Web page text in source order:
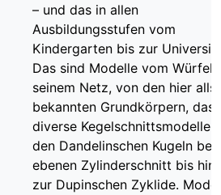
– und das in allen
Ausbildungsstufen vom
Kindergarten bis zur
Das sind Modelle vom Würfel,
seinem Netz, von den hier
bekannten Grundkörpern, das
diverse Kegelschnittsmodelle,
den Dandelinschen Kugeln
ebenen Zylinderschnitt bis hin
zur Dupinschen Zyklide.